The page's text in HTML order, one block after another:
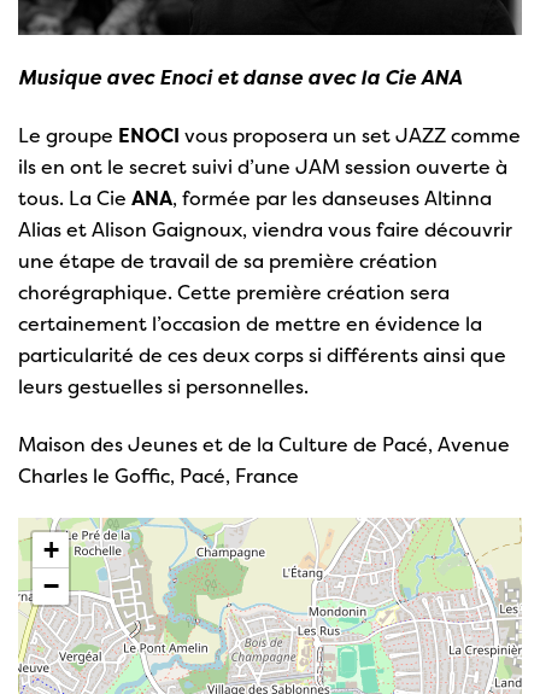
Musique avec Enoci et danse avec la Cie ANA
Le groupe ENOCI vous proposera un set JAZZ comme
ils en ont le secret suivi d’une JAM session ouverte à
tous. La Cie ANA, formée par les danseuses Altinna
Alias et Alison Gaignoux, viendra vous faire découvrir
une étape de travail de sa première création
chorégraphique. Cette première création sera
certainement l’occasion de mettre en évidence la
particularité de ces deux corps si différents ainsi que
leurs gestuelles si personnelles.
Maison des Jeunes et de la Culture de Pacé, Avenue
Charles le Goffic, Pacé, France
+
−